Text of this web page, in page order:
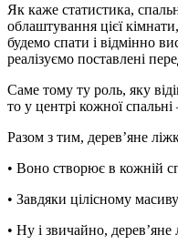
Як каже статистика,
облаштування цієї
будемо спати і відмінно
реалізуємо поставлені
Саме тому ту роль, яку
то у центрі кожної
Разом з тим, дерев’яне
• Воно створює в кожній
• Завдяки цілісному
• Ну і звичайно,